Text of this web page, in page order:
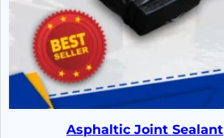
Asphaltic Joint Sealant